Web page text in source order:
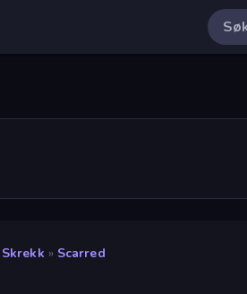
Skrekk » Scarred